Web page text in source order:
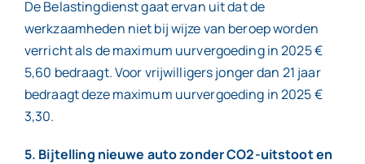
De Belastingdienst gaat ervan uit dat de
werkzaamheden niet bij wijze van beroep worden
verricht als de maximum uurvergoeding in 2025 €
5,60 bedraagt. Voor vrijwilligers jonger dan 21 jaar
bedraagt deze maximum uurvergoeding in 2025 €
3,30.
5. Bijtelling nieuwe auto zonder CO2-uitstoot en